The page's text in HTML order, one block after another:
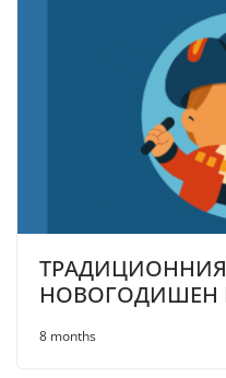
НОВОГОДИШЕН
8 months